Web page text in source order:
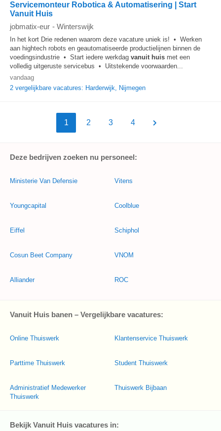
Servicemonteur Robotica & Automatisering | Start
Vanuit Huis
jobmatix-eur - Winterswijk
In het kort Drie redenen waarom deze vacature uniek is! • Werken
aan hightech robots en geautomatiseerde productielijnen binnen de
voedingsindustrie • Start iedere werkdag vanuit huis met een
volledig uitgeruste servicebus • Uitstekende voorwaarden...
vandaag
2 vergelijkbare vacatures: Harderwijk, Nijmegen
1 2 3 4
Deze bedrijven zoeken nu personeel:
Ministerie Van Defensie
Youngcapital
Eiffel
Cosun Beet Company
Alliander
Vitens
Coolblue
Schiphol
VNOM
ROC
Vanuit Huis banen – Vergelijkbare vacatures:
Online Thuiswerk
Parttime Thuiswerk
Administratief Medewerker
Thuiswerk
Klantenservice Thuiswerk
Student Thuiswerk
Thuiswerk Bijbaan
Bekijk Vanuit Huis vacatures in: